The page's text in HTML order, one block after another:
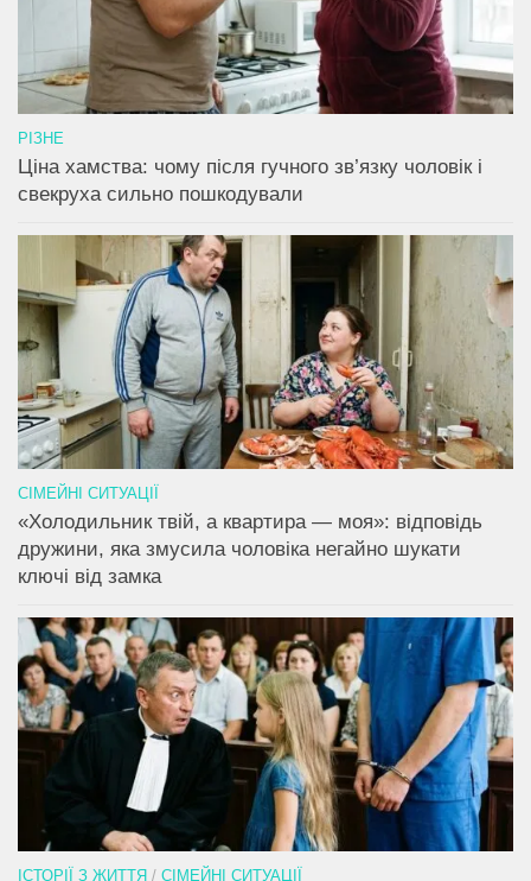
РІЗНЕ
Ціна хамства: чому після гучного зв’язку чоловік і
свекруха сильно пошкодували
СІМЕЙНІ СИТУАЦІЇ
«Холодильник твій, а квартира — моя»: відповідь
дружини, яка змусила чоловіка негайно шукати
ключі від замка
ІСТОРІЇ З ЖИТТЯ / СІМЕЙНІ СИТУАЦІЇ